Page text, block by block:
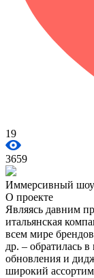
19
3659
Иммерсивный
О проекте
Являясь давним
итальянская
всем мире
др. – обратилась
обновления и
широкий